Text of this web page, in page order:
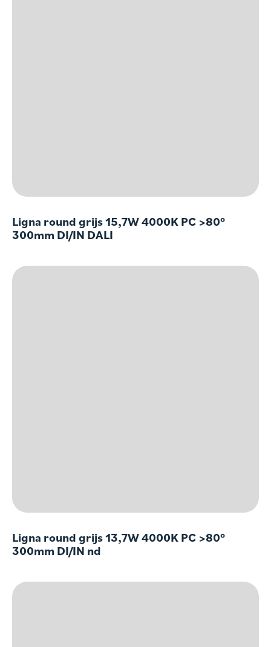
Ligna round grijs 15,7W 4000K PC >80°
300mm DI/IN DALI
Ligna round grijs 13,7W 4000K PC >80°
300mm DI/IN nd